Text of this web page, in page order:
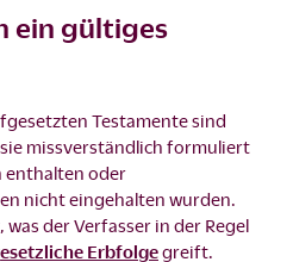
ein gültiges
Testamente sind
sie missverständlich formuliert
enthalten oder
nicht eingehalten wurden.
der Verfasser in der Regel
Erbfolgegreift.